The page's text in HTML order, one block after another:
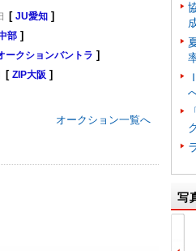
[ JU愛知 ]
部 ]
ークションバントラ ]
[ ZIP大阪 ]
オークション一覧へ
写